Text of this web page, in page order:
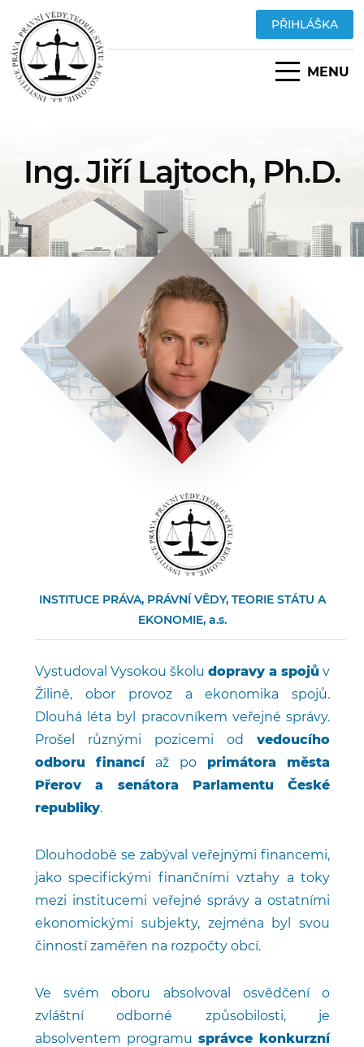
PŘIHLÁŠKA
MENU
Ing. Jiří Lajtoch, Ph.D.
INSTITUCE PRÁVA, PRÁVNÍ VĚDY, TEORIE STÁTU A
EKONOMIE, a.s.
Vystudoval Vysokou školudopravy a spojů v
Žilině, obor provoz a ekonomika spojů.
Dlouhá léta byl pracovníkem veřejné správy.
Prošel různými pozicemi odvedoucího
odboru financíaž po primátora města
Přerov a senátora Parlamentu České
republiky.
Dlouhodobě se zabýval veřejnými financemi,
jako specifickými finančními vztahy a toky
mezi institucemi veřejné správy a ostatními
ekonomickými subjekty, zejména byl svou
činností zaměřen na rozpočty obcí.
Ve svém oboru absolvoval osvědčení o
zvláštní odborné způsobilosti, je
absolventem programusprávce konkurzní